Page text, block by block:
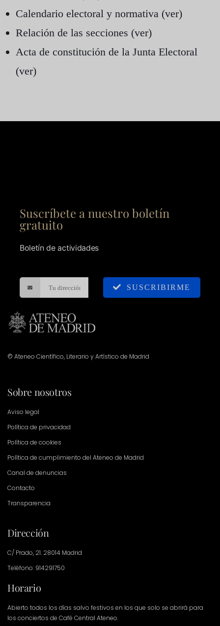
Calendario electoral y normativa (ver)
Relación de las secciones (ver)
Acta de constitución de la Junta Electoral
(ver)
Suscríbete a nuestro boletín
gratuito
Boletín de actividades
SUSCRIBIRME
© Ateneo Científico, Literario y Artístico de Madrid
Sobre nosotros
Aviso legal
Política de privacidad
Política de cookies
Política de cumplimiento del Ateneo de Madrid
Canal de denuncias
Contacto
Transparencia
Dirección
C/ Prado, 21. 28014 Madrid
Teléfono: 914291750
Horario
Abierto todos los días salvo festivos en los que solo se abrirá para
los conciertos de Café Central Ateneo.